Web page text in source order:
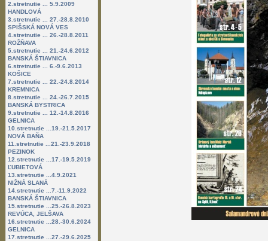
2.stretnutie ... 5.9.2009
HANDLOVÁ
3.stretnutie ... 27.-28.8.2010
SPIŠSKÁ NOVÁ VES
4.stretnutie ... 26.-28.8.2011
ROŽŇAVA
5.stretnutie ... 21.-24.6.2012
BANSKÁ ŠTIAVNICA
6.stretnutie ... 6.-9.6.2013
KOŠICE
7.stretnutie ... 22.-24.8.2014
KREMNICA
8.stretnutie ... 24.-26.7.2015
BANSKÁ BYSTRICA
9.stretnutie ... 12.-14.8.2016
GELNICA
10.stretnutie ...19.-21.5.2017
NOVÁ BAŇA
11.stretnutie ...21.-23.9.2018
PEZINOK
12.stretnutie ...17.-19.5.2019
ĽUBIETOVÁ
13.stretnutie ...4.9.2021
NIŽNÁ SLANÁ
14.stretnutie ...7.-11.9.2022
BANSKÁ ŠTIAVNICA
15.stretnutie ...25.-26.8.2023
REVÚCA, JELŠAVA
16.stretnutie ...28.-30.6.2024
GELNICA
17.stretnutie ...27.-29.6.2025